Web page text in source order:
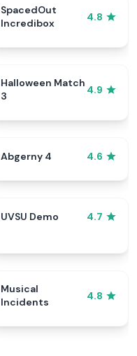
SpacedOut
Incredibox
4.8
Halloween Match
3
4.9
Abgerny 4 4.6
UVSU Demo 4.7
Musical
Incidents
4.8